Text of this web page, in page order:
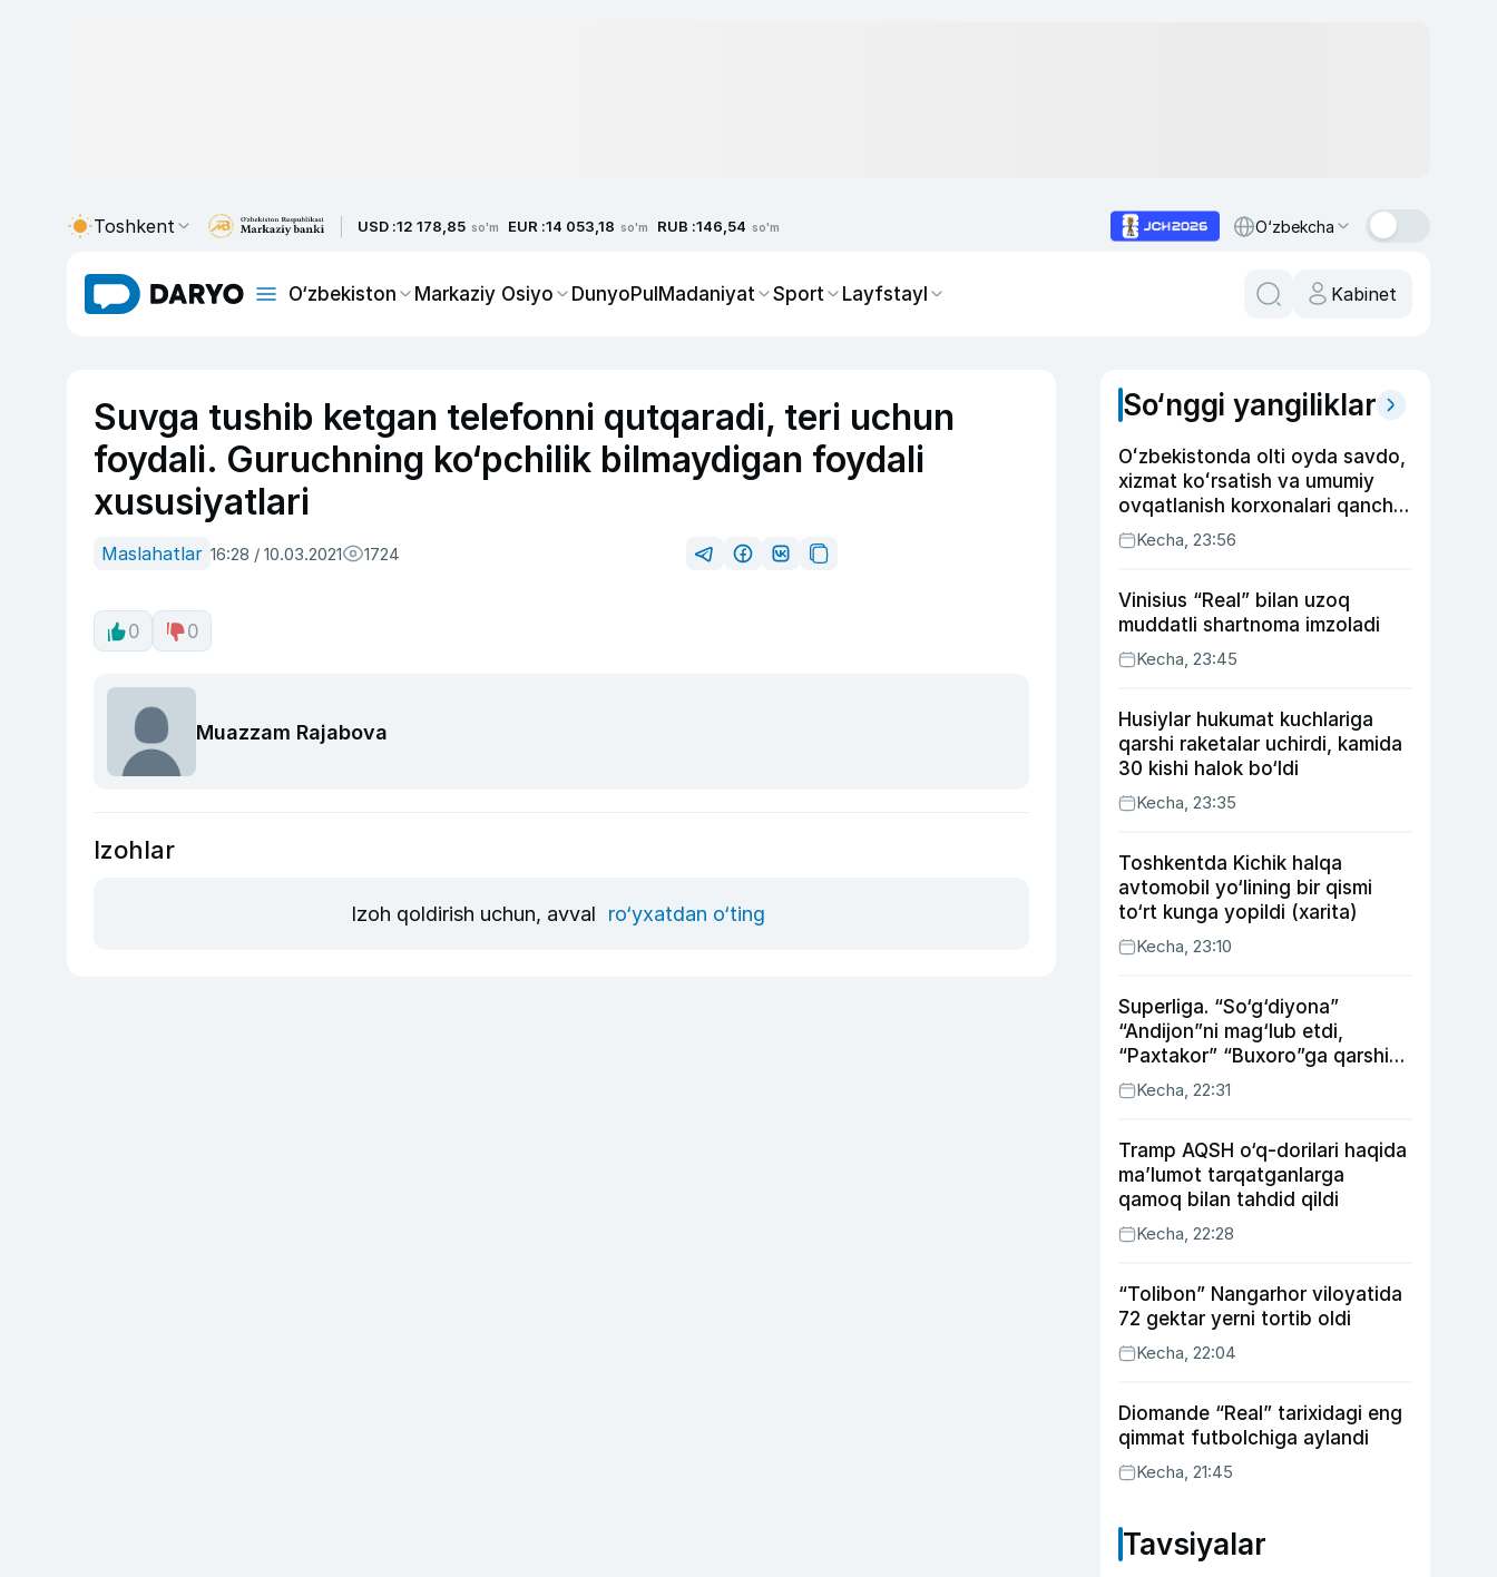
Toshkent USD :12 178,85 so'm EUR :14 053,18 so'm RUB :146,54 so'm O‘zbekcha
O‘zbekiston Markaziy Osiyo DunyoPulMadaniyat Sport Layfstayl Kabinet
Suvga tushib ketgan telefonni qutqaradi, teri uchun
foydali. Guruchning ko‘pchilik bilmaydigan foydali
xususiyatlari
Maslahatlar 16:28 / 10.03.2021 1724
0 0
Muazzam Rajabova
Izohlar
Izoh qoldirish uchun, avval ro‘yxatdan o‘ting
So‘nggi yangiliklar
Oʻzbekistonda olti oyda savdo,
xizmat koʻrsatish va umumiy
ovqatlanish korxonalari qancha
soliq toʻlagani ochiqlandi
Kecha, 23:56
Vinisius “Real” bilan uzoq
muddatli shartnoma imzoladi
Kecha, 23:45
Husiylar hukumat kuchlariga
qarshi raketalar uchirdi, kamida
30 kishi halok bo‘ldi
Kecha, 23:35
Toshkentda Kichik halqa
avtomobil yo‘lining bir qismi
to‘rt kunga yopildi (xarita)
Kecha, 23:10
Superliga. “So‘g‘diyona”
“Andijon”ni mag‘lub etdi,
“Paxtakor” “Buxoro”ga qarshi
bahsda g‘alabani qo‘ldan
chiqardi
Kecha, 22:31
Tramp AQSH o‘q-dorilari haqida
ma’lumot tarqatganlarga
qamoq bilan tahdid qildi
Kecha, 22:28
“Tolibon” Nangarhor viloyatida
72 gektar yerni tortib oldi
Kecha, 22:04
Diomande “Real” tarixidagi eng
qimmat futbolchiga aylandi
Kecha, 21:45
Tavsiyalar